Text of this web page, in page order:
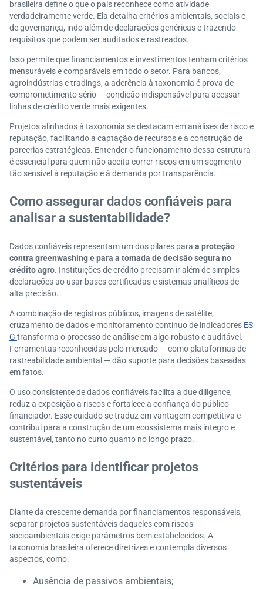
brasileira define o que o país reconhece como atividade
verdadeiramente verde. Ela detalha critérios ambientais, sociais e
de governança, indo além de declarações genéricas e trazendo
requisitos que podem ser auditados e rastreados.
Isso permite que financiamentos e investimentos tenham critérios
mensuráveis e comparáveis em todo o setor. Para bancos,
agroindústrias e tradings, a aderência à taxonomia é prova de
comprometimento sério — condição indispensável para acessar
linhas de crédito verde mais exigentes.
Projetos alinhados à taxonomia se destacam em análises de risco e
reputação, facilitando a captação de recursos e a construção de
parcerias estratégicas. Entender o funcionamento dessa estrutura
é essencial para quem não aceita correr riscos em um segmento
tão sensível à reputação e à demanda por transparência.
Como assegurar dados confiáveis para
analisar a sustentabilidade?
Dados confiáveis representam um dos pilares para a proteção
contra greenwashing e para a tomada de decisão segura no
crédito agro. Instituições de crédito precisam ir além de simples
declarações ao usar bases certificadas e sistemas analíticos de
alta precisão.
A combinação de registros públicos, imagens de satélite,
cruzamento de dados e monitoramento contínuo de indicadores ES
G transforma o processo de análise em algo robusto e auditável.
Ferramentas reconhecidas pelo mercado — como plataformas de
rastreabilidade ambiental — dão suporte para decisões baseadas
em fatos.
O uso consistente de dados confiáveis facilita a due diligence,
reduz a exposição a riscos e fortalece a confiança do público
financiador. Esse cuidado se traduz em vantagem competitiva e
contribui para a construção de um ecossistema mais íntegro e
sustentável, tanto no curto quanto no longo prazo.
Critérios para identificar projetos
sustentáveis
Diante da crescente demanda por financiamentos responsáveis,
separar projetos sustentáveis daqueles com riscos
socioambientais exige parâmetros bem estabelecidos. A
taxonomia brasileira oferece diretrizes e contempla diversos
aspectos, como:
Ausência de passivos ambientais;